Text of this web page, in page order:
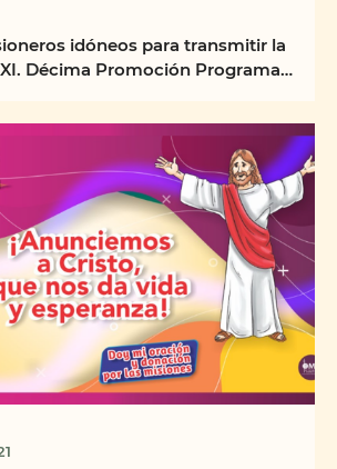
idóneos para transmitir la
Décima Promoción Programa